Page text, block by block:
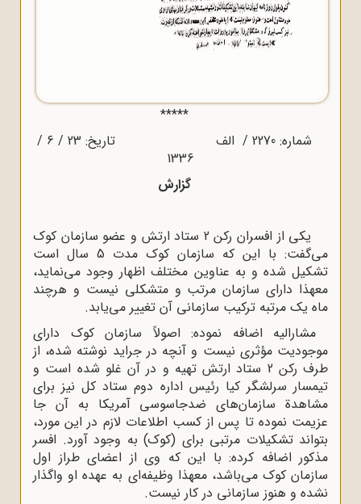
*****
شماره‌: 2270 / الف تاریخ‌: 23 / 6 /
1336
گزارش
یکی از افسران رکن 2 ستاد ارتش و عضو سازمان کوک
می‌گفت: با این که سازمان کوک مدت 5 سال است
تشکیل شده و به عناوین مختلف اظهار وجود می‌نماید،
معهذا دارای سازمان مرتب و متشکلی نیست و هرچند
ماه یک مرتبه ترکیب سازمانی آن تغییر می‌یابد.
مشارالیه اضافه نموده: اصولاً سازمان کوک دارای
موجودیت مؤثری نیست و آنچه در جراید نوشته شده، از
طرف رکن 2 ستاد ارتش تهیه و در آن غلو شده است و
تیمسار سرلشگر کیا رئیس اداره دوم ستاد کل نیز برای
مشاهدة سازمان‌های ضدجاسوسی آمریکا به آن جا
عزیمت نموده تا پس از کسب اطلاعات لازم در این مورد،
بتواند تشکیلات مرتبی برای (کوک) به وجود آورد. افسر
مذکور اضافه کرده: با این که وی از اعضای طراز اول
سازمان کوک می‌باشد، معهذا وظیفه‌ای به عهده او واگذار
نشده و هنوز سازمانی در کار نیست.